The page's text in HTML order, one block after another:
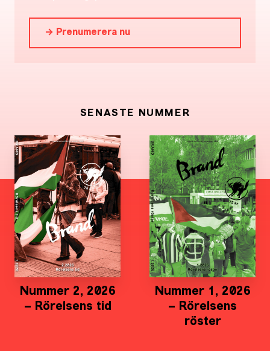
→ Prenumerera nu
SENASTE NUMMER
Nummer 2, 2026
– Rörelsens tid
Nummer 1, 2026
– Rörelsens
röster